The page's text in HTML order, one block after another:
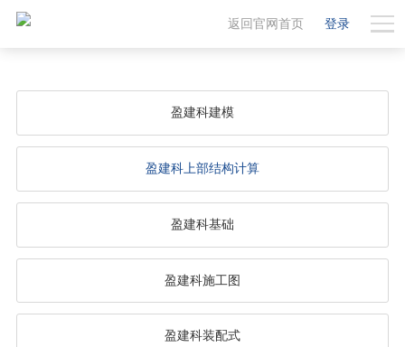
登录
返回官网首页
盈建科建模
盈建科上部结构计算
盈建科基础
盈建科施工图
盈建科装配式